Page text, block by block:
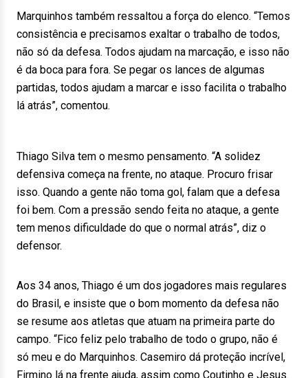
Marquinhos também ressaltou a força do elenco. “Temos
consistência e precisamos exaltar o trabalho de todos,
não só da defesa. Todos ajudam na marcação, e isso não
é da boca para fora. Se pegar os lances de algumas
partidas, todos ajudam a marcar e isso facilita o trabalho
lá atrás”, comentou.
Thiago Silva tem o mesmo pensamento. “A solidez
defensiva começa na frente, no ataque. Procuro frisar
isso. Quando a gente não toma gol, falam que a defesa
foi bem. Com a pressão sendo feita no ataque, a gente
tem menos dificuldade do que o normal atrás”, diz o
defensor.
Aos 34 anos, Thiago é um dos jogadores mais regulares
do Brasil, e insiste que o bom momento da defesa não
se resume aos atletas que atuam na primeira parte do
campo. “Fico feliz pelo trabalho de todo o grupo, não é
só meu e do Marquinhos. Casemiro dá proteção incrível,
Firmino lá na frente ajuda, assim como Coutinho e Jesus.